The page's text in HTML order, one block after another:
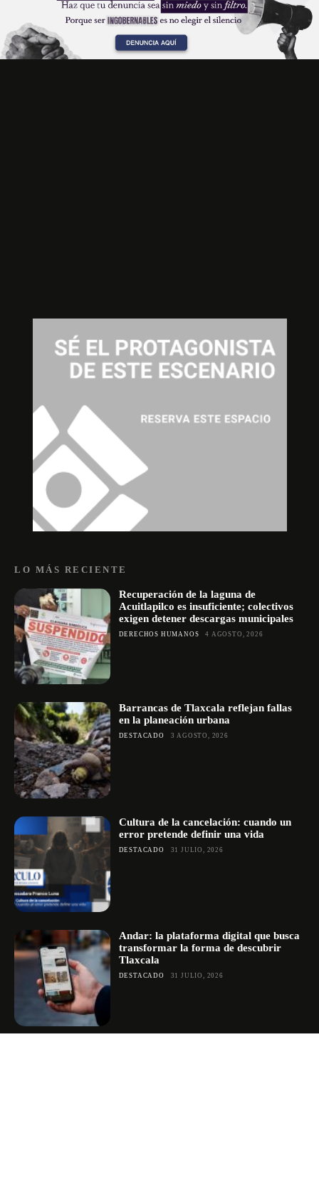
LO MÁS RECIENTE
Recuperación de la laguna de
Acuitlapilco es insuficiente; colectivos
exigen detener descargas municipales
DERECHOS HUMANOS 4 AGOSTO, 2026
Barrancas de Tlaxcala reflejan fallas
en la planeación urbana
DESTACADO 3 AGOSTO, 2026
Cultura de la cancelación: cuando un
error pretende definir una vida
DESTACADO 31 JULIO, 2026
Andar: la plataforma digital que busca
transformar la forma de descubrir
Tlaxcala
DESTACADO 31 JULIO, 2026